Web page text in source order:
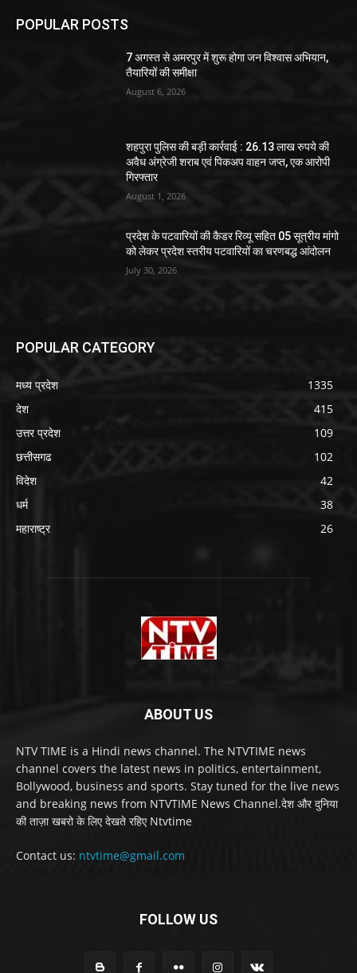
POPULAR POSTS
7 अगस्त से अमरपुर में शुरू होगा जन विश्वास अभियान,
तैयारियों की समीक्षा
August 6, 2026
शहपुरा पुलिस की बड़ी कार्रवाई : 26.13 लाख रुपये की
अवैध अंग्रेजी शराब एवं पिकअप वाहन जप्त, एक आरोपी
गिरफ्तार
August 1, 2026
प्रदेश के पटवारियों की कैडर रिव्यू सहित 05 सूत्रीय मांगो
को लेकर प्रदेश स्तरीय पटवारियों का चरणबद्ध आंदोलन
July 30, 2026
POPULAR CATEGORY
मध्य प्रदेश
1335
देश
415
उत्तर प्रदेश
109
छत्तीसगढ
102
विदेश
42
धर्म
38
महाराष्ट्र
26
ABOUT US
NTV TIME is a Hindi news channel. The NTVTIME news
channel covers the latest news in politics, entertainment,
Bollywood, business and sports. Stay tuned for the live news
and breaking news from NTVTIME News Channel.देश और दुनिया
की ताज़ा खबरो के लिए देखते रहिए Ntvtime
Contact us: ntvtime@gmail.com
FOLLOW US